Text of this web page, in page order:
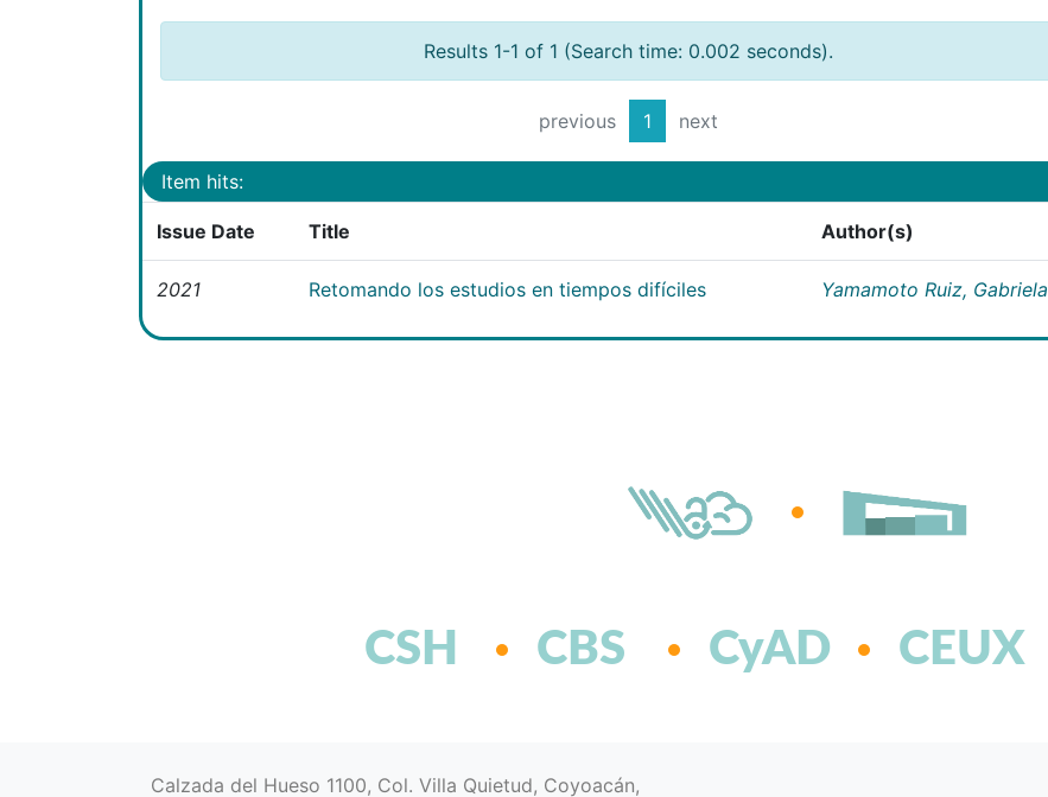
Results 1-1 of 1 (Search time: 0.002 seconds).
previous 1 next
Item hits:
Issue Date Title Author(s)
2021 Retomando los estudios en tiempos difíciles Yamamoto Ruiz, Gabriela
CSH CBS CyAD CEUX
Calzada del Hueso 1100, Col. Villa Quietud, Coyoacán,